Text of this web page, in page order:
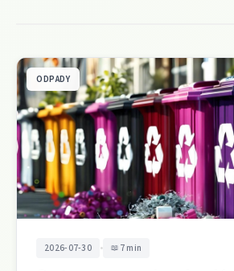
ODPADY
2026-07-30 • 7 min